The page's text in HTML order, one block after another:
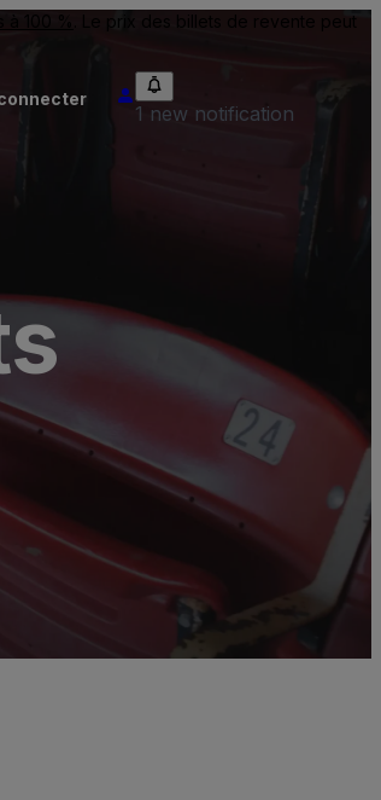
à 100 %
. Le prix des billets de revente peut
1 new notification